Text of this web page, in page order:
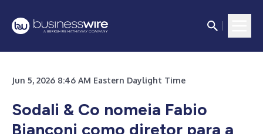
Jun 5, 2026 8:46 AM Eastern Daylight Time
Sodali & Co nomeia Fabio
Bianconi como diretor para a